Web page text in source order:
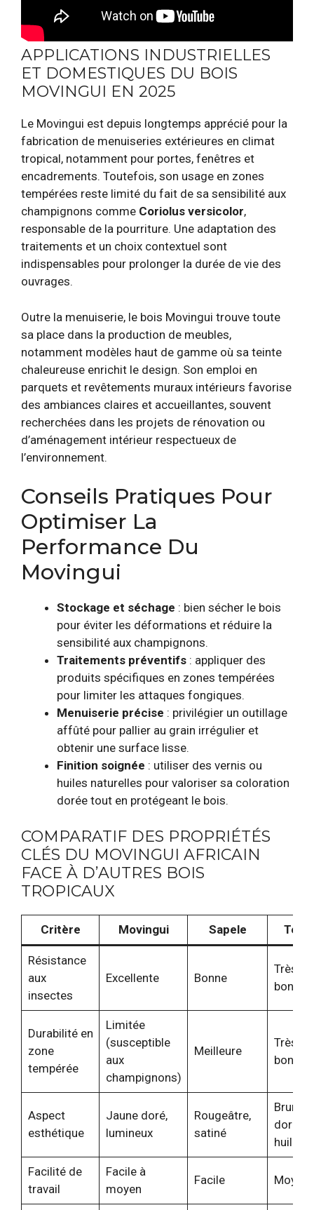
APPLICATIONS INDUSTRIELLES
ET DOMESTIQUES DU BOIS
MOVINGUI EN 2025
Le Movingui est depuis longtemps apprécié pour la
fabrication de menuiseries extérieures en climat
tropical, notamment pour portes, fenêtres et
encadrements. Toutefois, son usage en zones
tempérées reste limité du fait de sa sensibilité aux
champignons comme Coriolus versicolor,
responsable de la pourriture. Une adaptation des
traitements et un choix contextuel sont
indispensables pour prolonger la durée de vie des
ouvrages.
Outre la menuiserie, le bois Movingui trouve toute
sa place dans la production de meubles,
notamment modèles haut de gamme où sa teinte
chaleureuse enrichit le design. Son emploi en
parquets et revêtements muraux intérieurs favorise
des ambiances claires et accueillantes, souvent
recherchées dans les projets de rénovation ou
d’aménagement intérieur respectueux de
l’environnement.
Conseils Pratiques Pour
Optimiser La
Performance Du
Movingui
Stockage et séchage : bien sécher le bois
pour éviter les déformations et réduire la
sensibilité aux champignons.
Traitements préventifs : appliquer des
produits spécifiques en zones tempérées
pour limiter les attaques fongiques.
Menuiserie précise : privilégier un outillage
affûté pour pallier au grain irrégulier et
obtenir une surface lisse.
Finition soignée : utiliser des vernis ou
huiles naturelles pour valoriser sa coloration
dorée tout en protégeant le bois.
COMPARATIF DES PROPRIÉTÉS
CLÉS DU MOVINGUI AFRICAIN
FACE À D’AUTRES BOIS
TROPICAUX
Critère Movingui Sapele Teck
Résistance
aux
insectes
Excellente Bonne
Très
bonne
Durabilité en
zone
tempérée
Limitée
(susceptible
aux
champignons)
Meilleure
Très
bonne
Aspect
esthétique
Jaune doré,
lumineux
Rougeâtre,
satiné
Brun
doré,
huileux
Facilité de
travail
Facile à
moyen
Facile Moyen